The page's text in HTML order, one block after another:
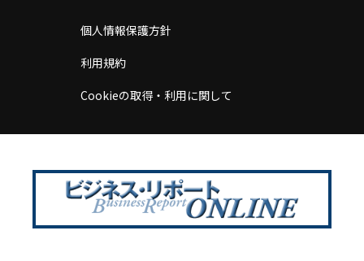
個人情報保護方針
利用規約
Cookieの取得・利用に関して